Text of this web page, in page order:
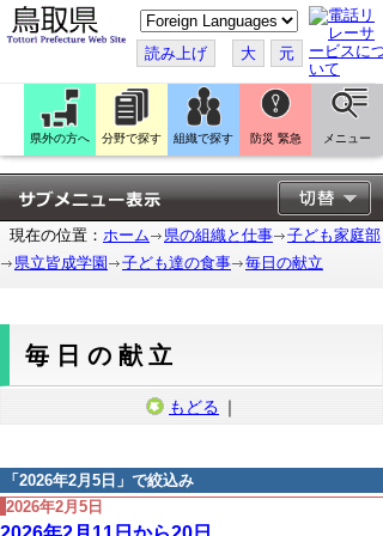
こ
の
ペ
ー
ジ
翻
訳
す
る
読み上げ 大 元
県外の方へ 分野で探す 組織で探す 防災 緊急 メニュー
現在の位置： ホーム 県の組織と仕事
子ども家庭部
県立皆成学園
子ども達の食事 毎日の献立
毎日の献立
もどる ｜
「 2026年2月5日 」で絞込み
2026年2月5日